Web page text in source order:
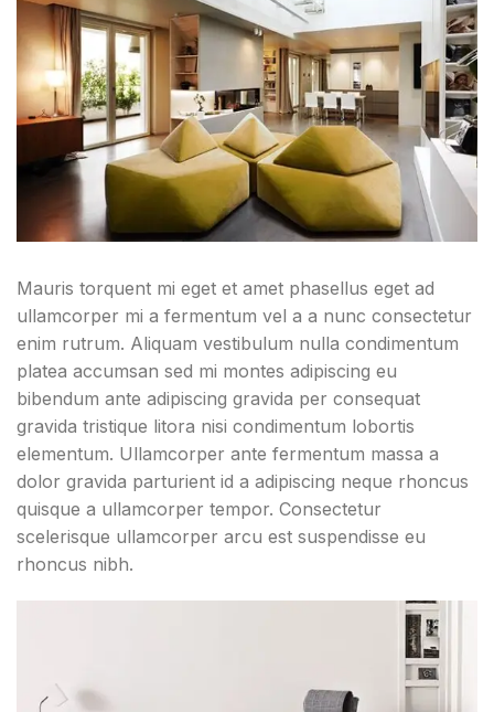
Mauris torquent mi eget et amet phasellus eget ad
ullamcorper mi a fermentum vel a a nunc consectetur
enim rutrum. Aliquam vestibulum nulla condimentum
platea accumsan sed mi montes adipiscing eu
bibendum ante adipiscing gravida per consequat
gravida tristique litora nisi condimentum lobortis
elementum. Ullamcorper ante fermentum massa a
dolor gravida parturient id a adipiscing neque rhoncus
quisque a ullamcorper tempor. Consectetur
scelerisque ullamcorper arcu est suspendisse eu
rhoncus nibh.